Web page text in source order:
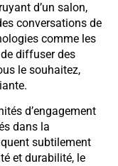
d’un salon,
conversations de
comme les
diffuser des
le souhaitez,
d’engagement
dans la
subtilement
et durabilité, le